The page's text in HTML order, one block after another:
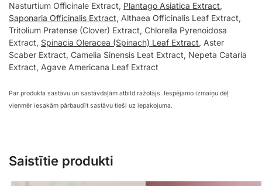
Nasturtium Officinale Extract, Plantago Asiatica Extract,
Saponaria Officinalis Extract, Althaea Officinalis Leaf Extract,
Tritolium Pratense (Clover) Extract, Chlorella Pyrenoidosa
Extract, Spinacia Oleracea (Spinach) Leaf Extract, Aster
Scaber Extract, Camelia Sinensis Leat Extract, Nepeta Cataria
Extract, Agave Americana Leaf Extract
Par produkta sastāvu un sastāvdaļām atbild ražotājs. Iespējamo izmaiņu dēļ
vienmēr iesakām pārbaudīt sastāvu tieši uz iepakojuma.
Saistītie produkti